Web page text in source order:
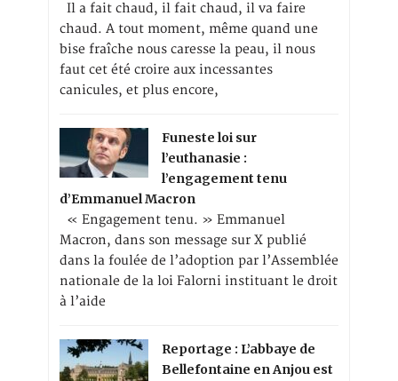
Il a fait chaud, il fait chaud, il va faire
chaud. A tout moment, même quand une
bise fraîche nous caresse la peau, il nous
faut cet été croire aux incessantes
canicules, et plus encore,
Funeste loi sur
l’euthanasie :
l’engagement tenu
d’Emmanuel Macron
« Engagement tenu. » Emmanuel
Macron, dans son message sur X publié
dans la foulée de l’adoption par l’Assemblée
nationale de la loi Falorni instituant le droit
à l’aide
Reportage : L’abbaye de
Bellefontaine en Anjou est